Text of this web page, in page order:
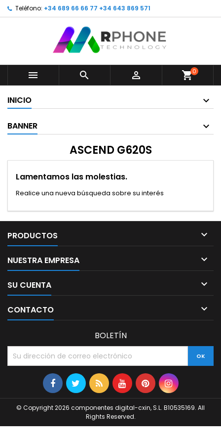
Teléfono: +34 689 66 66 77 +34 643 869 571
   shopping_cart0
INICIO
BANNER
ASCEND G620S
Lamentamos las molestias.
Realice una nueva búsqueda sobre su interés
PRODUCTOS 
NUESTRA EMPRESA 
SU CUENTA 
CONTACTO 
BOLETÍN
© Copyright 2026 componentes digital-cxin, S.L. B10535169. All
Rights Reserved.